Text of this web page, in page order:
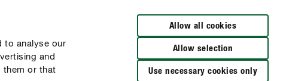
to analyse our
and
them or that
Allow all cookies
Allow selection
Use necessary cookies only
Verkooppunten